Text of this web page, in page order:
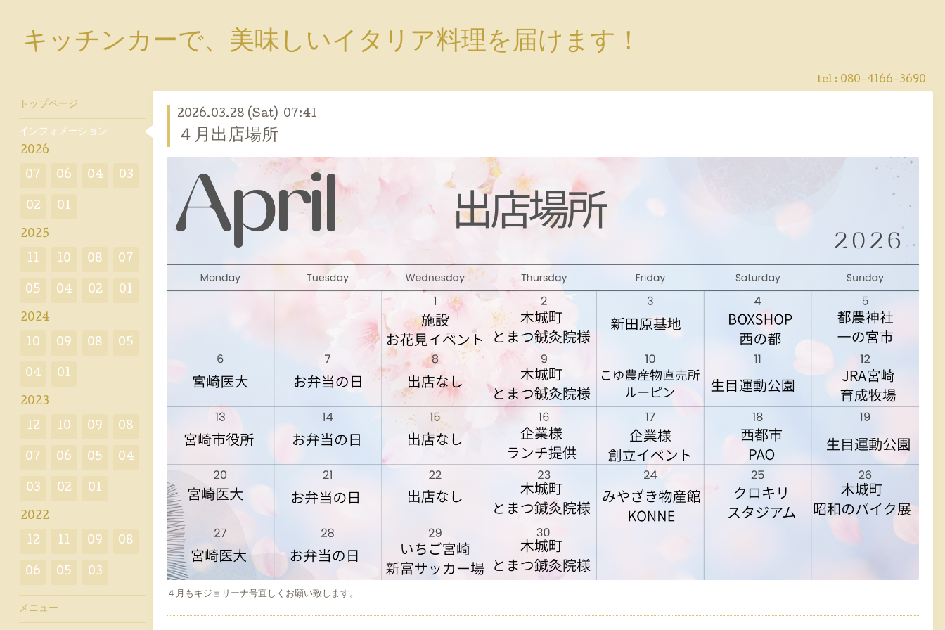
キッチンカーで、美味しいイタリア料理を届けます！
tel : 080-4166-3690
2026.03.28 (Sat) 07:41
４月出店場所
４月もキジョリーナ号宜しくお願い致します。
トップページ
インフォメーション
2026
07 06 04 03
02 01
2025
11 10 08 07
05 04 02 01
2024
10 09 08 05
04 01
2023
12 10 09 08
07 06 05 04
03 02 01
2022
12 11 09 08
06 05 03
メニュー